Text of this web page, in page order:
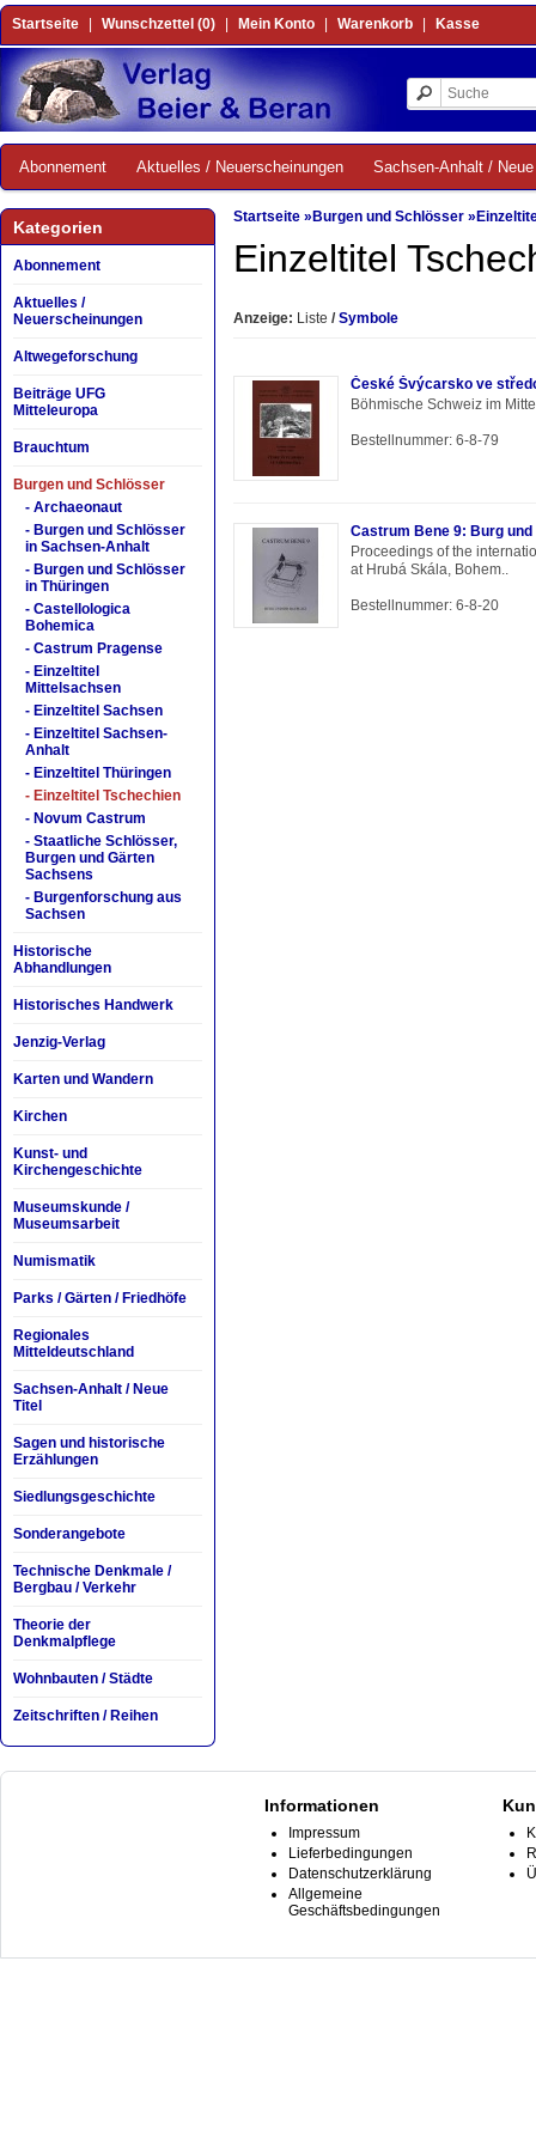
Startseite Wunschzettel (0) Mein Konto Warenkorb Kasse
Abonnement Aktuelles / Neuerscheinungen Sachsen-Anhalt /
Kategorien
Abonnement
Aktuelles /
Neuerscheinungen
Altwegeforschung
Beiträge UFG
Mitteleuropa
Brauchtum
Burgen und Schlösser
- Archaeonaut
- Burgen und Schlösser
in Sachsen-Anhalt
- Burgen und Schlösser
in Thüringen
- Castellologica
Bohemica
- Castrum Pragense
- Einzeltitel
Mittelsachsen
- Einzeltitel Sachsen
- Einzeltitel Sachsen-
Anhalt
- Einzeltitel Thüringen
- Einzeltitel Tschechien
- Novum Castrum
- Staatliche Schlösser,
Burgen und Gärten
Sachsens
- Burgenforschung aus
Sachsen
Historische
Abhandlungen
Historisches Handwerk
Jenzig-Verlag
Karten und Wandern
Kirchen
Kunst- und
Kirchengeschichte
Museumskunde /
Museumsarbeit
Numismatik
Parks / Gärten / Friedhöfe
Regionales
Mitteldeutschland
Sachsen-Anhalt / Neue
Titel
Sagen und historische
Erzählungen
Siedlungsgeschichte
Sonderangebote
Technische Denkmale /
Bergbau / Verkehr
Theorie der
Denkmalpflege
Wohnbauten / Städte
Zeitschriften / Reihen
Startseite » Burgen und Schlösser »
Einzeltitel
Anzeige: Liste / Symbole
České Švýcarsko ve
Böhmische Schweiz im
Bestellnummer: 6-8-79
Castrum Bene 9: Burg und
Proceedings of the
at Hrubá Skála, Bohem..
Bestellnummer: 6-8-20
Informationen
Impressum
Lieferbedingungen
Datenschutzerklärung
Allgemeine
Geschäftsbedingungen